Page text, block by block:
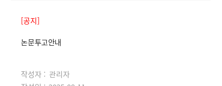
[공지]
논문투고안내
작성자 : 관리자